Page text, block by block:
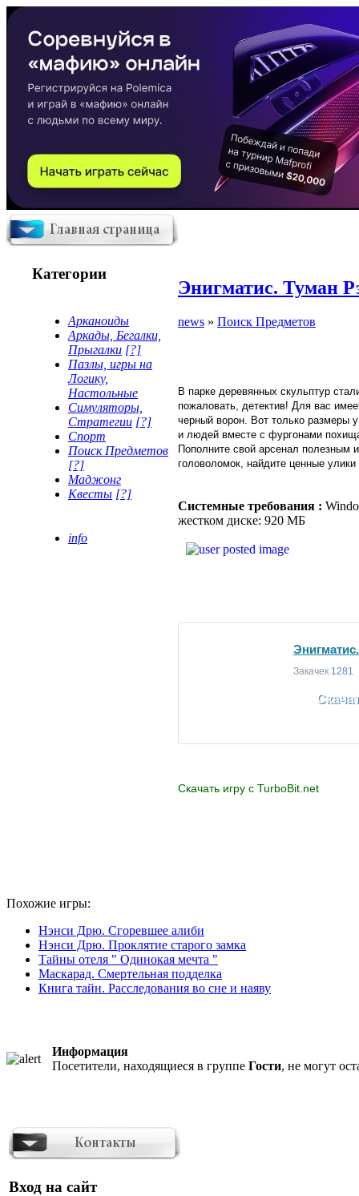
Категории
Арканоиды
Аркады, Бегалки,
Прыгалки [?]
Пазлы, игры на
Логику,
Настольные
Симуляторы,
Стратегии [?]
Спорт
Поиск Предметов
[?]
Маджонг
Квесты [?]
info
Энигматис. Туман
news » Поиск Предметов
В парке деревянных скульптур
пожаловать, детектив! Для вас
черный ворон. Вот только размеры
и людей вместе с фургонами
Пополните свой арсенал полезным
головоломок, найдите ценные
Системные требования :
жестком диске: 920 МБ
Закачек 1281
Скачать игру с TurboBit.net
Похожие игры:
Нэнси Дрю. Сгоревшее алиби
Нэнси Дрю. Проклятие старого замка
Тайны отеля " Одинокая мечта "
Маскарад. Смертельная подделка
Книга тайн. Расследования во сне и наяву
Информация
Посетители, находящиеся в группе Гости, не могут
Вход на сайт